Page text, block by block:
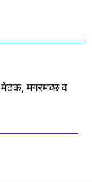
मगरमच्छ व